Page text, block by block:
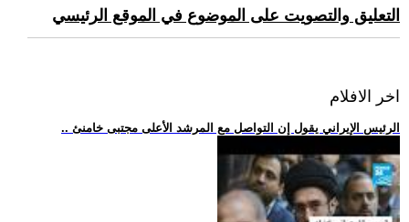
التعليق والتصويت على الموضوع في الموقع الرئيسي
اخر الافلام
.. الرئيس الإيراني يقول إن التواصل مع المرشد الأعلى مجتبى خامنئ